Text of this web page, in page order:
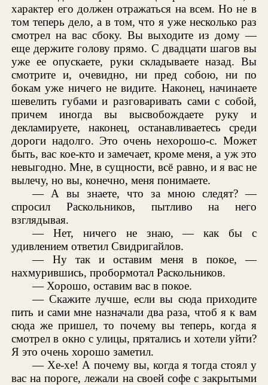
характер его должен отражаться на всем. Но не в
том теперь дело, а в том, что я уже несколько раз
смотрел на вас сбоку. Вы выходите из дому —
еще держите голову прямо. С двадцати шагов вы
уже ее опускаете, руки складываете назад. Вы
смотрите и, очевидно, ни пред собою, ни по
бокам уже ничего не видите. Наконец, начинаете
шевелить губами и разговаривать сами с собой,
причем иногда вы высвобождаете руку и
декламируете, наконец, останавливаетесь среди
дороги надолго. Это очень нехорошо-с. Может
быть, вас кое-кто и замечает, кроме меня, а уж это
невыгодно. Мне, в сущности, всё равно, и я вас не
вылечу, но вы, конечно, меня понимаете.
— А вы знаете, что за мною следят? —
спросил Раскольников, пытливо на него
взглядывая.
— Нет, ничего не знаю, — как бы с
удивлением ответил Свидригайлов.
— Ну так и оставим меня в покое, —
нахмурившись, пробормотал Раскольников.
— Хорошо, оставим вас в покое.
— Скажите лучше, если вы сюда приходите
пить и сами мне назначали два раза, чтоб я к вам
сюда же пришел, то почему вы теперь, когда я
смотрел в окно с улицы, прятались и хотели уйти?
Я это очень хорошо заметил.
— Хе-хе! А почему вы, когда я тогда стоял у
вас на пороге, лежали на своей софе с закрытыми